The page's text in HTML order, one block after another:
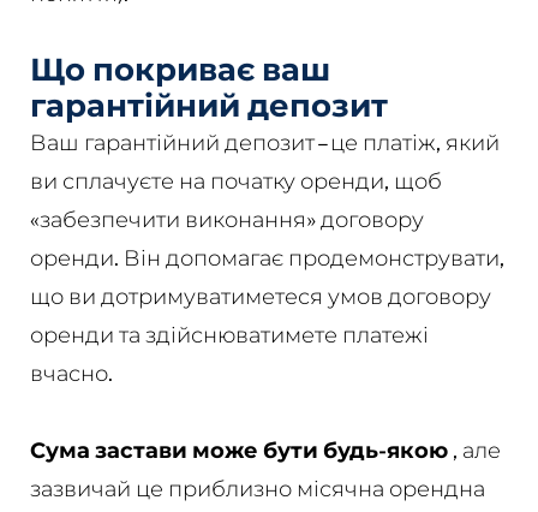
Що покриває ваш
гарантійний депозит
Ваш гарантійний депозит – це платіж, який
ви сплачуєте на початку оренди, щоб
«забезпечити виконання» договору
оренди. Він допомагає продемонструвати,
що ви дотримуватиметеся умов договору
оренди та здійснюватимете платежі
вчасно.
Сума застави може бути будь-якою, але
зазвичай це приблизно місячна орендна